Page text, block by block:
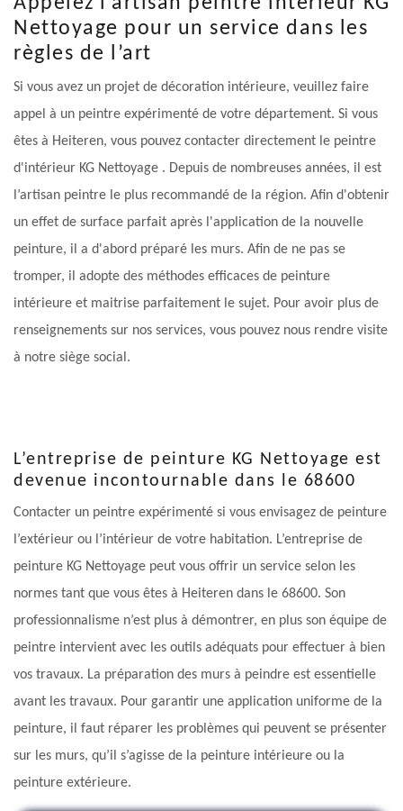
Nettoyage pour un service dans les
règles de l’art
Si vous avez un projet de décoration intérieure, veuillez faire
appel à un peintre expérimenté de votre département. Si vous
êtes à Heiteren, vous pouvez contacter directement le peintre
d'intérieur KG Nettoyage . Depuis de nombreuses années, il est
l’artisan peintre le plus recommandé de la région. Afin d'obtenir
un effet de surface parfait après l'application de la nouvelle
peinture, il a d'abord préparé les murs. Afin de ne pas se
tromper, il adopte des méthodes efficaces de peinture
intérieure et maitrise parfaitement le sujet. Pour avoir plus de
renseignements sur nos services, vous pouvez nous rendre visite
à notre siège social.
L’entreprise de peinture KG Nettoyage est
devenue incontournable dans le 68600
Contacter un peintre expérimenté si vous envisagez de peinture
l’extérieur ou l’intérieur de votre habitation. L’entreprise de
peinture KG Nettoyage peut vous offrir un service selon les
normes tant que vous êtes à Heiteren dans le 68600. Son
professionnalisme n’est plus à démontrer, en plus son équipe de
peintre intervient avec les outils adéquats pour effectuer à bien
vos travaux. La préparation des murs à peindre est essentielle
avant les travaux. Pour garantir une application uniforme de la
peinture, il faut réparer les problèmes qui peuvent se présenter
sur les murs, qu’il s’agisse de la peinture intérieure ou la
peinture extérieure.